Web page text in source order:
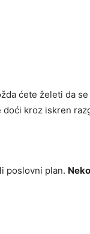
ćete želeti da
doći kroz iskren
poslovni plan.